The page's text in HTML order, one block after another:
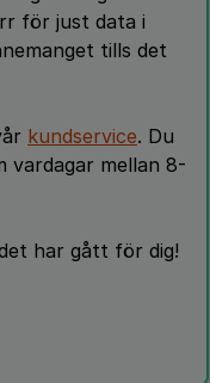
för just data i
tills det
kundservice. Du
vardagar mellan 8-
har gått för dig!